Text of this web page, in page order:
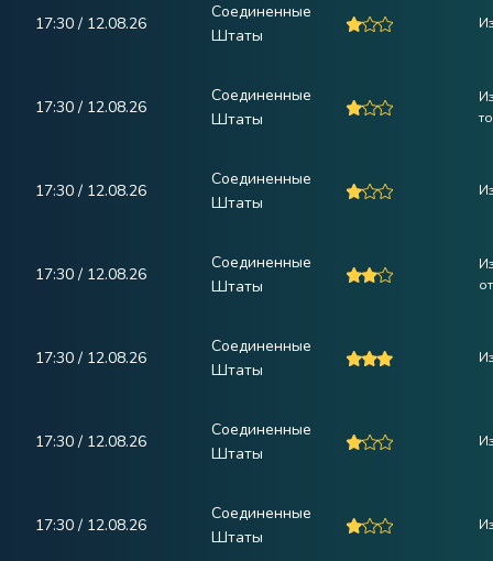
17:30 / 12.08.26
Соединенные
Штаты
17:30 / 12.08.26
Соединенные
Штаты
17:30 / 12.08.26
Соединенные
Штаты
17:30 / 12.08.26
Соединенные
Штаты
17:30 / 12.08.26
Соединенные
Штаты
17:30 / 12.08.26
Соединенные
Штаты
17:30 / 12.08.26
Соединенные
Штаты